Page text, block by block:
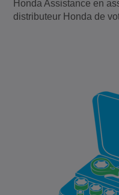
Honda Assistance en
distributeur Honda de